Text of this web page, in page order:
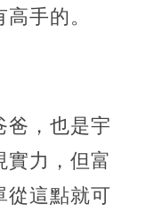
手的。
爸，也是宇
實力，但富
從這點就可